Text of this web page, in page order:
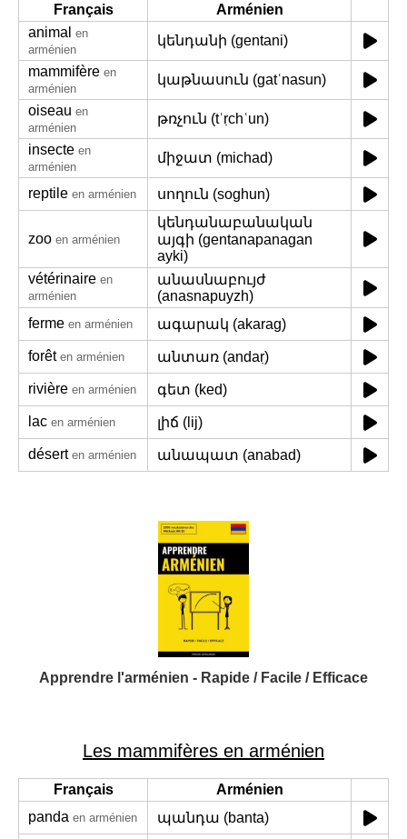
Français
Arménien
animal en
arménien
կենդանի (gentani)
mammifère en
arménien
կաթնասուն (gatʿnasun)
oiseau en
arménien
թռչուն (tʿṛchʿun)
insecte en
arménien
միջատ (michad)
reptile en arménien սողուն (soghun)
zoo en arménien
կենդանաբանական
այգի (gentanapanagan
ayki)
vétérinaire en
arménien
անասնաբույժ
(anasnapuyzh)
ferme en arménien ագարակ (akarag)
forêt en arménien անտառ (andaṛ)
rivière en arménien գետ (ked)
lac en arménien լիճ (lij)
désert en arménien անապատ (anabad)
Apprendre l'arménien - Rapide / Facile / Efficace
Les mammifères en arménien
Français
Arménien
panda en arménien պանդա (banta)